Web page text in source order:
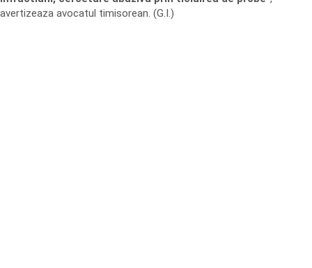
avertizeaza avocatul timisorean. (G.I.)